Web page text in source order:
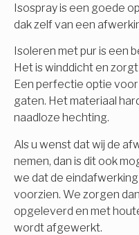
Isospray is een goede
dak zelf van een
Isoleren met pur is een
Het is winddicht en
Een perfectie optie
gaten. Het materiaal
naadloze hechting.
Als u wenst dat wij de
nemen, dan is dit ook
we dat de
voorzien. We zorgen
opgeleverd en met
wordt afgewerkt.